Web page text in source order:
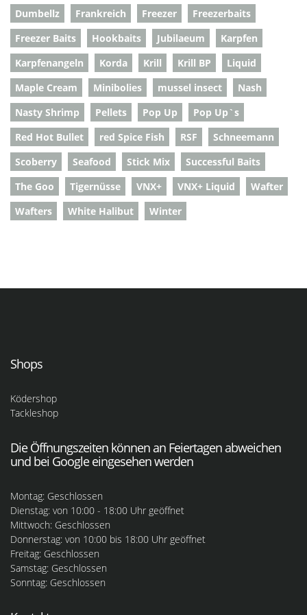
Dumbellz Frankreich Freezer
Freezerbaits
Freezer Baits
Hookbaits Jubilaeum
Karpfen
Karpfenangeln
Korda Krill Krill BP
Liquid
Maple Cream
Minibolies mussel insect
Nash
Nasty Shrimp
Pellets Pop Up
Pop Up`s
Red Hot Bullet
red Spice Fish RSF
Schneemann
Scoberry
Seafood Stick Mix
Successful Baits
The Goo
Tigernüsse VNX+ VNX+ Liquid
Wafter
Wafters
White Halibut Winter
Shops
Ködershop
Tackleshop
Die Öffnungszeiten können an Feiertagen abweichen
und bei Google eingesehen werden
Montag: Geschlossen
Dienstag: von 10:00 - 18:00 Uhr geöffnet
Mittwoch: Geschlossen
Donnerstag: von 10:00 bis 18:00 Uhr geöffnet
Freitag: Geschlossen
Samstag: Geschlossen
Sonntag: Geschlossen